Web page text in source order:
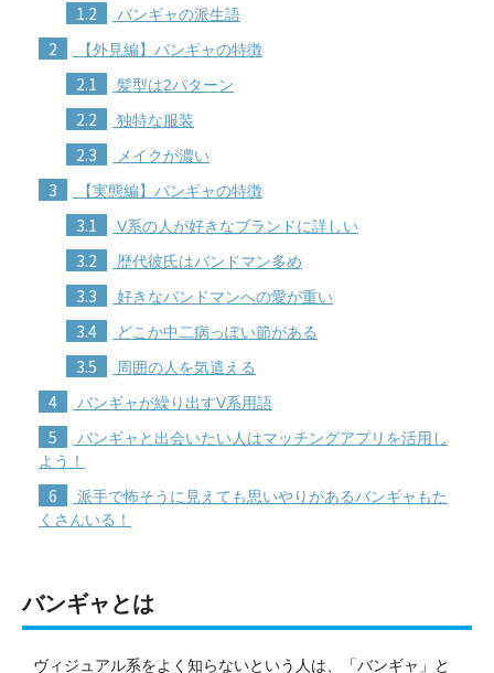
1.2 バンギャの派生語
2 【外見編】バンギャの特徴
2.1 髪型は2パターン
2.2 独特な服装
2.3 メイクが濃い
3 【実態編】バンギャの特徴
3.1 V系の人が好きなブランドに詳しい
3.2 歴代彼氏はバンドマン多め
3.3 好きなバンドマンへの愛が重い
3.4 どこか中二病っぽい節がある
3.5 周囲の人を気遣える
4 バンギャが繰り出すV系用語
5
バンギャと出会いたい人はマッチングアプリを活用し
よう！
6
派手で怖そうに見えても思いやりがあるバンギャもた
くさんいる！
バンギャとは
ヴィジュアル系をよく知らないという人は、「バンギャ」と